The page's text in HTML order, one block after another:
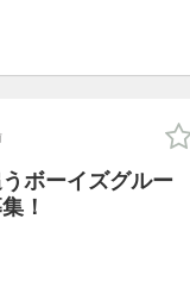
ボーイズグルー
！